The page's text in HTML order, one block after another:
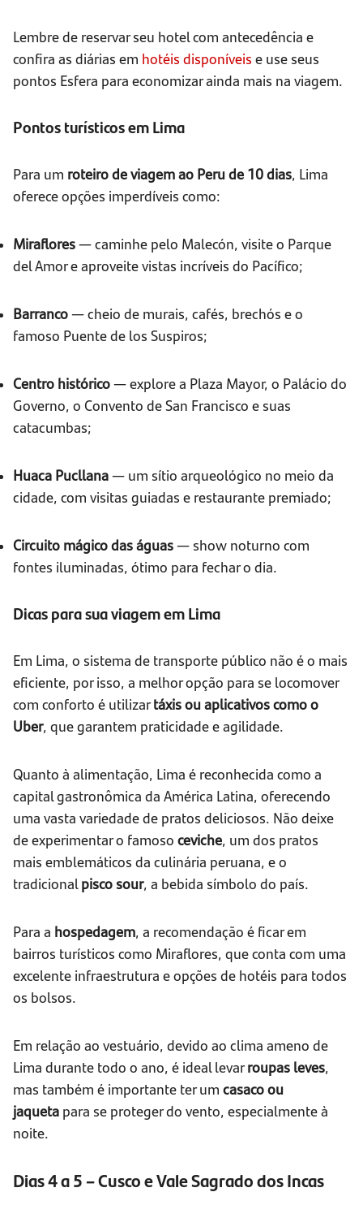
Lembre de reservar seu hotel com antecedência e
confira as diárias em hotéis disponíveis e use seus
pontos Esfera para economizar ainda mais na viagem.
Pontos turísticos em Lima
Para um roteiro de viagem ao Peru de 10 dias, Lima
oferece opções imperdíveis como:
Miraflores— caminhe pelo Malecón, visite o Parque
del Amor e aproveite vistas incríveis do Pacífico;
Barranco— cheio de murais, cafés, brechós e o
famoso Puente de los Suspiros;
Centro histórico— explore a Plaza Mayor, o Palácio do
Governo, o Convento de San Francisco e suas
catacumbas;
Huaca Pucllana— um sítio arqueológico no meio da
cidade, com visitas guiadas e restaurante premiado;
Circuito mágico das águas— show noturno com
fontes iluminadas, ótimo para fechar o dia.
Dicas para sua viagem em Lima
Em Lima, o sistema de transporte público não é o mais
eficiente, por isso, a melhor opção para se locomover
com conforto é utilizartáxis ou aplicativos como o
Uber, que garantem praticidade e agilidade.
Quanto à alimentação, Lima é reconhecida como a
capital gastronômica da América Latina, oferecendo
uma vasta variedade de pratos deliciosos. Não deixe
de experimentar o famoso ceviche, um dos pratos
mais emblemáticos da culinária peruana, e o
tradicionalpisco sour, a bebida símbolo do país.
Para a hospedagem, a recomendação é ficar em
bairros turísticos como Miraflores, que conta com uma
excelente infraestrutura e opções de hotéis para todos
os bolsos.
Em relação ao vestuário, devido ao clima ameno de
Lima durante todo o ano, é ideal levarroupas leves,
mas também é importante ter um casaco ou
jaqueta para se proteger do vento, especialmente à
noite.
Dias 4 a 5 – Cusco e Vale Sagrado dos Incas